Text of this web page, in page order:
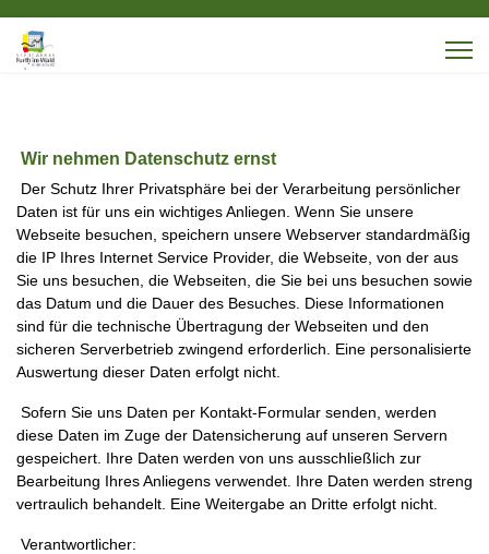
Wir nehmen Datenschutz ernst
Der Schutz Ihrer Privatsphäre bei der Verarbeitung persönlicher
Daten ist für uns ein wichtiges Anliegen. Wenn Sie unsere
Webseite besuchen, speichern unsere Webserver standardmäßig
die IP Ihres Internet Service Provider, die Webseite, von der aus
Sie uns besuchen, die Webseiten, die Sie bei uns besuchen sowie
das Datum und die Dauer des Besuches. Diese Informationen
sind für die technische Übertragung der Webseiten und den
sicheren Serverbetrieb zwingend erforderlich. Eine personalisierte
Auswertung dieser Daten erfolgt nicht.
Sofern Sie uns Daten per Kontakt-Formular senden, werden
diese Daten im Zuge der Datensicherung auf unseren Servern
gespeichert. Ihre Daten werden von uns ausschließlich zur
Bearbeitung Ihres Anliegens verwendet. Ihre Daten werden streng
vertraulich behandelt. Eine Weitergabe an Dritte erfolgt nicht.
Verantwortlicher: